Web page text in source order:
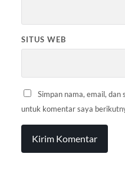
SITUS WEB
Simpan nama, email,
untuk komentar saya